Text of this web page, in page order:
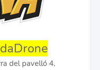
del pavelló 4,